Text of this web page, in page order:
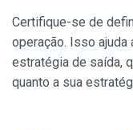
Certifique-se de
operação. Isso ajuda
estratégia de saída,
quanto a sua